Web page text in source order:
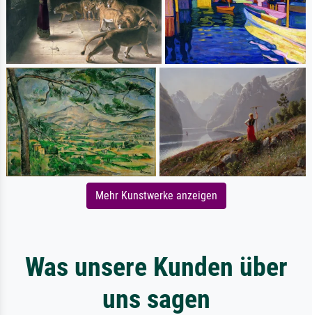
Mehr Kunstwerke anzeigen
Was unsere Kunden über
uns sagen